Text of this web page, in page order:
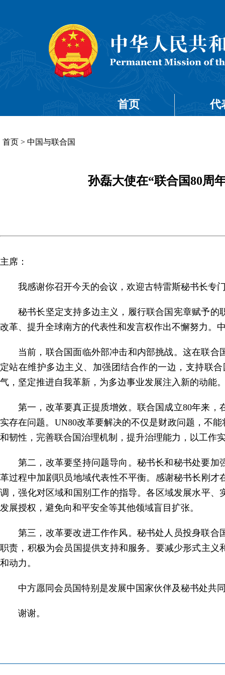
首页 代
首页 > 中国与联合国
孙磊大使在“联合国80周
主席：
我感谢你召开今天的会议，欢迎古特雷斯秘书长专
秘书长坚定支持多边主义，履行联合国宪章赋予
改革、提升全球南方的代表性和发言权作出不懈努力。
当前，联合国面临外部冲击和内部挑战。这在联
定站在维护多边主义、加强团结合作的一边，支持联
气，坚定推进自我革新，为多边事业发展注入新的动能
第一，改革要真正提质增效。联合国成立80年来
实存在问题。UN80改革要解决的不仅是财政问题，不
和韧性，完善联合国治理机制，提升治理能力，以工作
第二，改革要坚持问题导向。秘书长和秘书处要
革过程中加剧职员地域代表性不平衡。感谢秘书长刚
调，强化对区域和国别工作的指导。各区域发展水平
发展授权，避免向和平安全等其他领域盲目扩张。
第三，改革要改进工作作风。秘书处人员投身联
职责，积极为会员国提供支持和服务。要减少形式主
和动力。
中方愿同会员国特别是发展中国家伙伴及秘书处共
谢谢。